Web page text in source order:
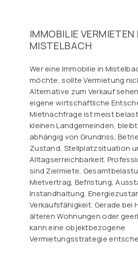
IMMOBILIE VERMIETEN
MISTELBACH
Wer eine Immobilie in
möchte, sollte Vermietung
Alternative zum Verkauf
eigene wirtschaftliche
Mietnachfrage ist meist
kleinen Landgemeinden,
abhängig von Grundriss,
Zustand, Stellplatzsituation
Alltagserreichbarkeit.
sind Zielmiete,
Mietvertrag, Befristung,
Instandhaltung,
Verkaufsfähigkeit. Gerade bei
älteren Wohnungen oder
kann eine objektbezogene
Vermietungsstrategie